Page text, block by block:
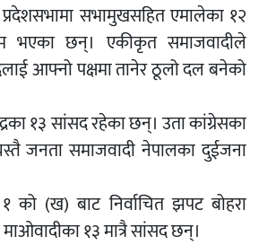
सभामुखसहित एमालेका १२
भएका छन्। एकीकृत समाजवादीले
आफ्नो पक्षमा तानेर ठूलो दल बनेको
१३ सांसद रहेका छन्। उता कांग्रेसका
जनता समाजवादी नेपालका दुईजना
को (ख) बाट निर्वाचित झपट बोहरा
१३ मात्रै सांसद छन्।